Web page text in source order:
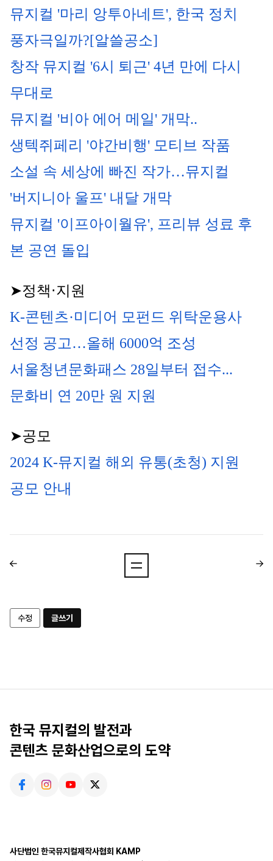
뮤지컬 '마리 앙투아네트', 한국 정치
풍자극일까?[알쓸공소]
창작 뮤지컬 '6시 퇴근' 4년 만에 다시
무대로
뮤지컬 '비아 에어 메일' 개막..
생텍쥐페리 '야간비행' 모티브 작품
소설 속 세상에 빠진 작가…뮤지컬
'버지니아 울프' 내달 개막
뮤지컬 '이프아이월유', 프리뷰 성료 후
본 공연 돌입
➤정책⋅지원
K-콘텐츠·미디어 모펀드 위탁운용사
선정 공고…올해 6000억 조성
서울청년문화패스 28일부터 접수...
문화비 연 20만 원 지원
➤공모
2024 K-뮤지컬 해외 유통(초청) 지원
공모 안내
수정 글쓰기
한국 뮤지컬의 발전과
콘텐츠 문화산업으로의 도약
사단법인 한국뮤지컬제작사협회 KAMP